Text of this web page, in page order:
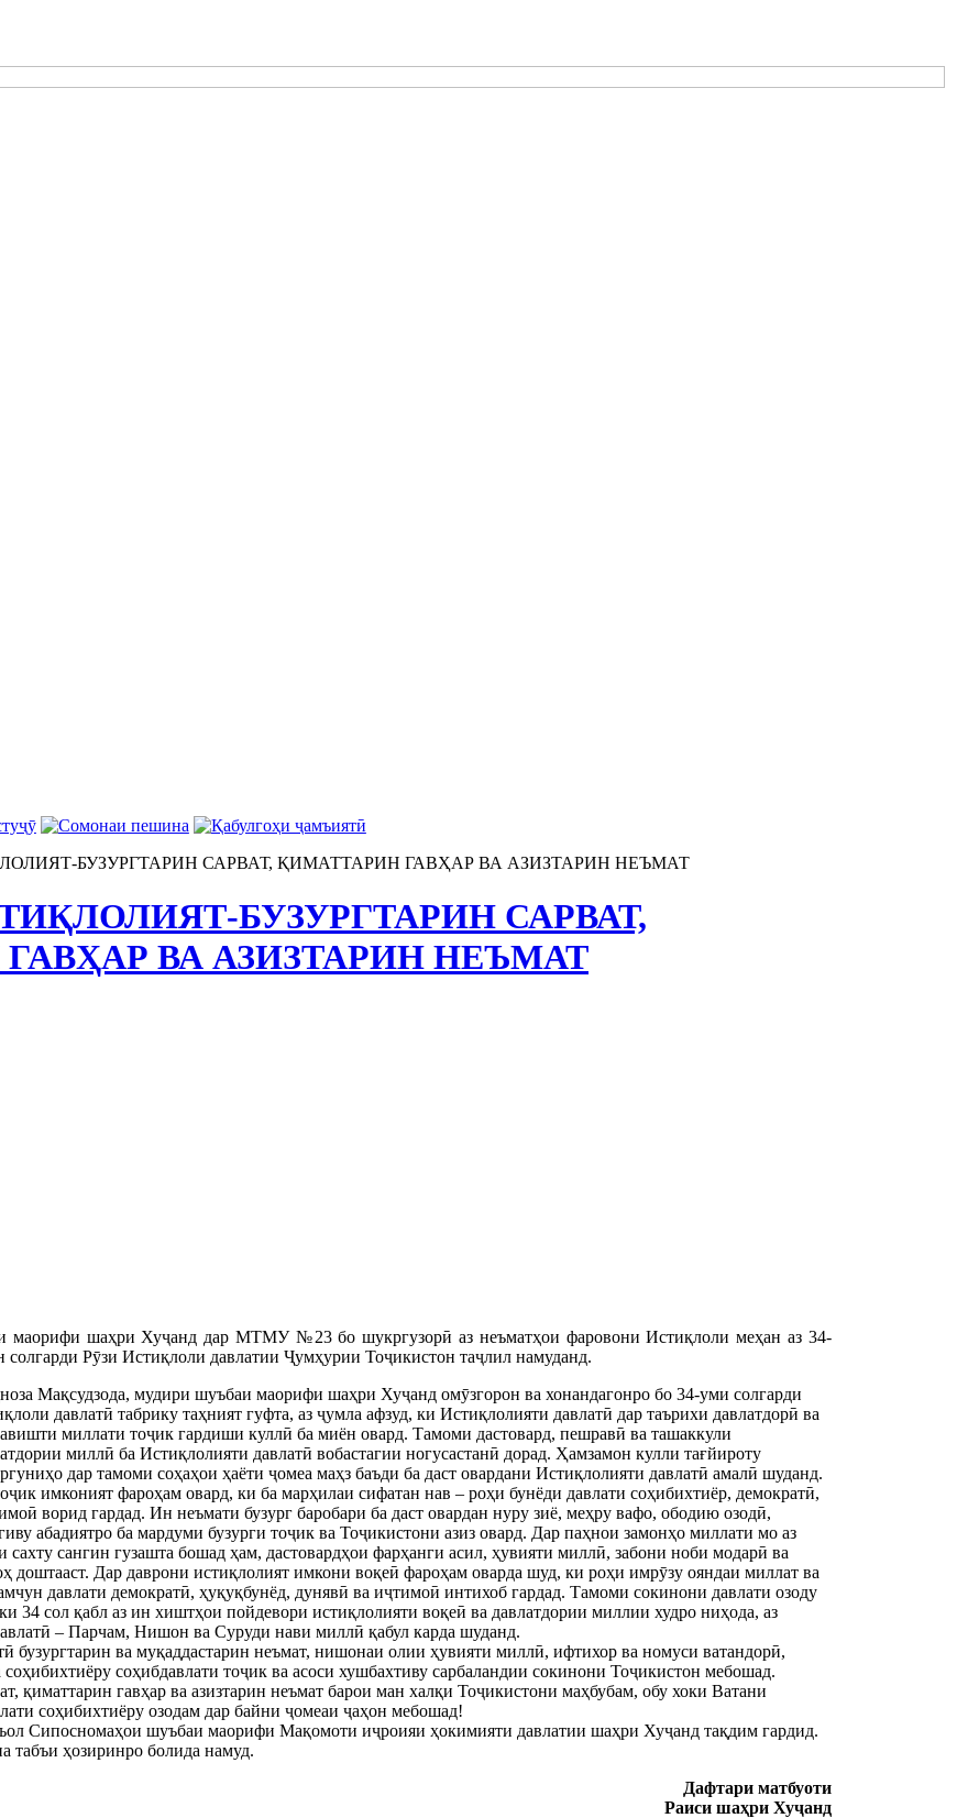
БУЗУРГТАРИН САРВАТ, ҚИМАТТАРИН ГАВҲАР ВА АЗИЗТАРИН НЕЪМАТ
БУЗУРГТАРИН САРВАТ,
ВА АЗИЗТАРИН НЕЪМАТ
маорифи шаҳри Хуҷанд дар МТМУ №23 бо шукргузорӣ аз неъматҳои фаровони Истиқлоли меҳан аз 34-
солгарди Рӯзи Истиқлоли давлатии Ҷумҳурии Тоҷикистон таҷлил намуданд.
Мақсудзода, мудири шуъбаи маорифи шаҳри Хуҷанд омӯзгорон ва хонандагонро бо 34-уми солгарди
давлатӣ табрику таҳният гуфта, аз ҷумла афзуд, ки Истиқлолияти давлатӣ дар таърихи давлатдорӣ ва
миллати тоҷик гардиши куллӣ ба миён овард. Тамоми дастовард, пешравӣ ва ташаккули
миллӣ ба Истиқлолияти давлатӣ вобастагии ногусастанӣ дорад. Ҳамзамон кулли тағйироту
дар тамоми соҳаҳои ҳаёти ҷомеа маҳз баъди ба даст овардани Истиқлолияти давлатӣ амалӣ шуданд.
имконият фароҳам овард, ки ба марҳилаи сифатан нав – роҳи бунёди давлати соҳибихтиёр, демократӣ,
ворид гардад. Ин неъмати бузург баробари ба даст овардан нуру зиё, меҳру вафо, ободию озодӣ,
абадиятро ба мардуми бузурги тоҷик ва Тоҷикистони азиз овард. Дар паҳнои замонҳо миллати мо аз
сангин гузашта бошад ҳам, дастовардҳои фарҳанги асил, ҳувияти миллӣ, забони ноби модарӣ ва
доштааст. Дар даврони истиқлолият имкони воқеӣ фароҳам оварда шуд, ки роҳи имрӯзу ояндаи миллат ва
давлати демократӣ, ҳуқуқбунёд, дунявӣ ва иҷтимоӣ интихоб гардад. Тамоми сокинони давлати озоду
34 сол қабл аз ин хиштҳои пойдевори истиқлолияти воқеӣ ва давлатдории миллии худро ниҳода, аз
– Парчам, Нишон ва Суруди нави миллӣ қабул карда шуданд.
бузургтарин ва муқаддастарин неъмат, нишонаи олии ҳувияти миллӣ, ифтихор ва номуси ватандорӣ,
соҳибдавлати тоҷик ва асоси хушбахтиву сарбаландии сокинони Тоҷикистон мебошад.
қиматтарин гавҳар ва азизтарин неъмат барои ман халқи Тоҷикистони маҳбубам, обу хоки Ватани
соҳибихтиёру озодам дар байни ҷомеаи ҷаҳон мебошад!
Сипосномаҳои шуъбаи маорифи Мақомоти иҷроияи ҳокимияти давлатии шаҳри Хуҷанд тақдим гардид.
табъи ҳозиринро болида намуд.
Дафтари матбуоти
Раиси шаҳри Хуҷанд